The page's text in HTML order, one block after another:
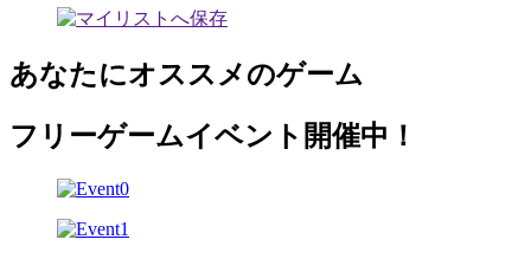
あなたにオススメのゲーム
フリーゲームイベント開催中！